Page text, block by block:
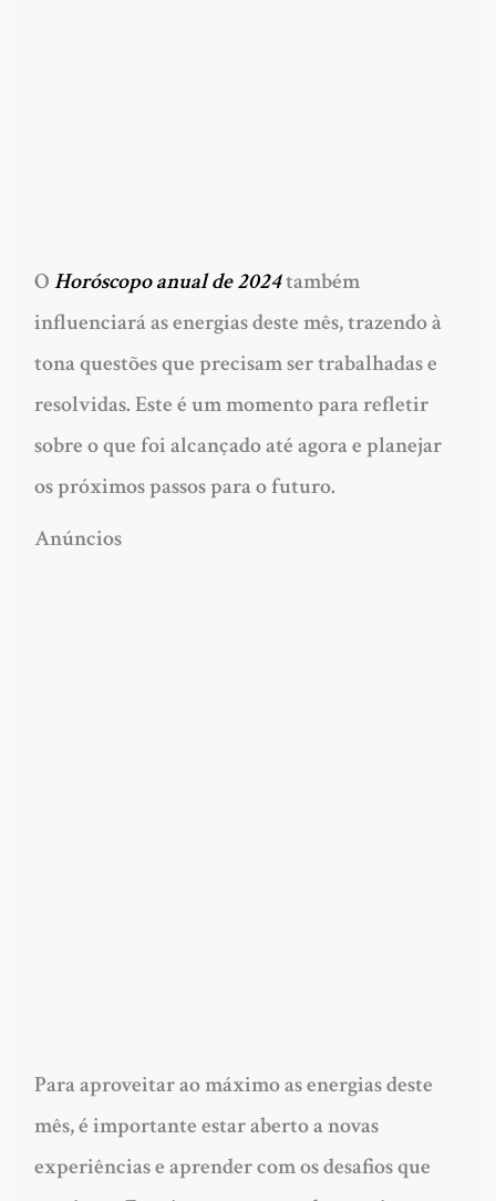
OHoróscopo anual de 2024também
influenciará as energias deste mês, trazendo à
tona questões que precisam ser trabalhadas e
resolvidas. Este é um momento para refletir
sobre o que foi alcançado até agora e planejar
os próximos passos para o futuro.
Anúncios
Para aproveitar ao máximo as energias deste
mês, é importante estar aberto a novas
experiências e aprender com os desafios que